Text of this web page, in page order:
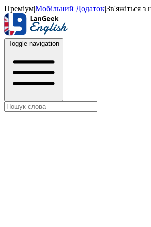
Преміум|Мобільний Додаток|Зв'яжіться з
Toggle navigation